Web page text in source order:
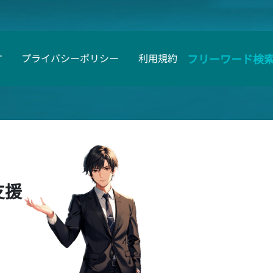
プライバシーポリシー 利用規約 フリーワード検
援